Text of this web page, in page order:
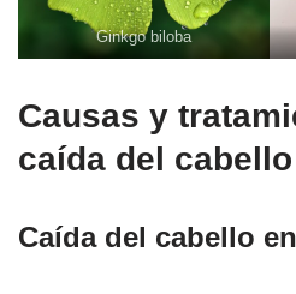
Ginkgo biloba
Causas y
caída del cabello
Caída del cabello